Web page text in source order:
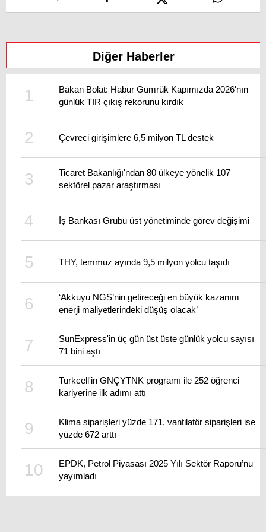
Diğer Haberler
Bakan Bolat: Habur Gümrük Kapımızda 2026'nın
günlük TIR çıkış rekorunu kırdık
Çevreci girişimlere 6,5 milyon TL destek
Ticaret Bakanlığı'ndan 80 ülkeye yönelik 107
sektörel pazar araştırması
İş Bankası Grubu üst yönetiminde görev değişimi
THY, temmuz ayında 9,5 milyon yolcu taşıdı
‘Akkuyu NGS’nin getireceği en büyük kazanım
enerji maliyetlerindeki düşüş olacak’
SunExpress'in üç gün üst üste günlük yolcu sayısı
71 bini aştı
Turkcell'in GNÇYTNK programı ile 252 öğrenci
kariyerine ilk adımı attı
Klima siparişleri yüzde 171, vantilatör siparişleri ise
yüzde 672 arttı
EPDK, Petrol Piyasası 2025 Yılı Sektör Raporu’nu
yayımladı